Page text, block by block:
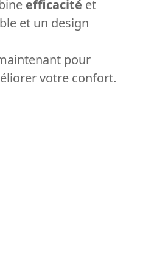
efficacité et
et un design
pour
votre confort.